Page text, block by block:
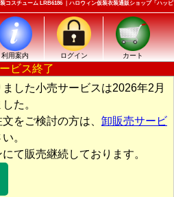
コスチューム LRB6186 ｜ハロウィン仮装衣装通販ショップ「ハッピ
利用案内 ログイン カート
ビス終了
した小売サービスは2026年2月
た。
をご検討の方は、 卸販売サービ
。
て販売継続しております。